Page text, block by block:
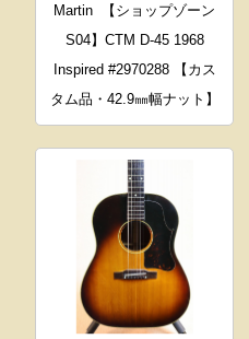
Martin
【ショップゾーン
S04】CTM D-45 1968
Inspired #2970288 【カス
タム品・42.9㎜幅ナット】